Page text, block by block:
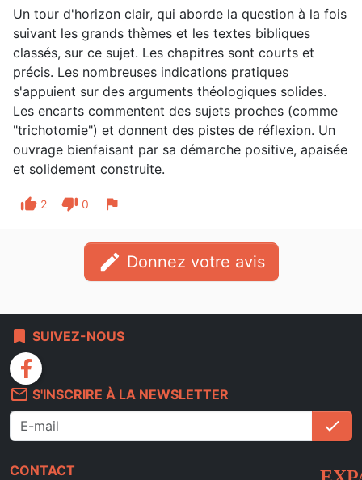
Un tour d'horizon clair, qui aborde la question à la fois
suivant les grands thèmes et les textes bibliques
classés, sur ce sujet. Les chapitres sont courts et
précis. Les nombreuses indications pratiques
s'appuient sur des arguments théologiques solides.
Les encarts commentent des sujets proches (comme
"trichotomie") et donnent des pistes de réflexion. Un
ouvrage bienfaisant par sa démarche positive, apaisée
et solidement construite.
thumb_up 2 thumb_down 0 flag
edit Donnez votre avis
bookmark SUIVEZ-NOUS
facebook
mail_outline S'INSCRIRE À LA NEWSLETTER
check
CONTACT